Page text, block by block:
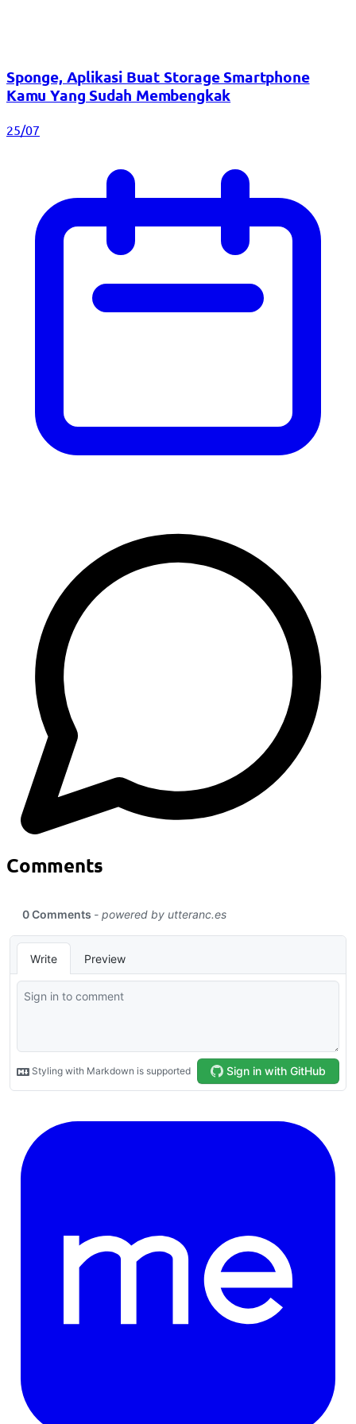
Sponge, Aplikasi Buat Storage Smartphone
Kamu Yang Sudah Membengkak
25/07
Comments